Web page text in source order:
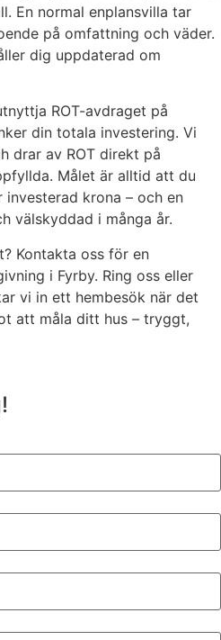
En normal enplansvilla tar
på omfattning och väder.
dig uppdaterad om
ROT-avdraget på
din totala investering. Vi
drar av ROT direkt på
Målet är alltid att du
krona – och en
välskyddad i många år.
Kontakta oss för en
i Fyrby. Ring oss eller
vi in ett hembesök när det
att måla ditt hus – tryggt,